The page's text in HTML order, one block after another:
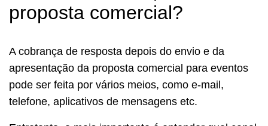
proposta comercial?
A cobrança de resposta depois do envio e da
apresentação da proposta comercial para eventos
pode ser feita por vários meios, como e-mail,
telefone, aplicativos de mensagens etc.